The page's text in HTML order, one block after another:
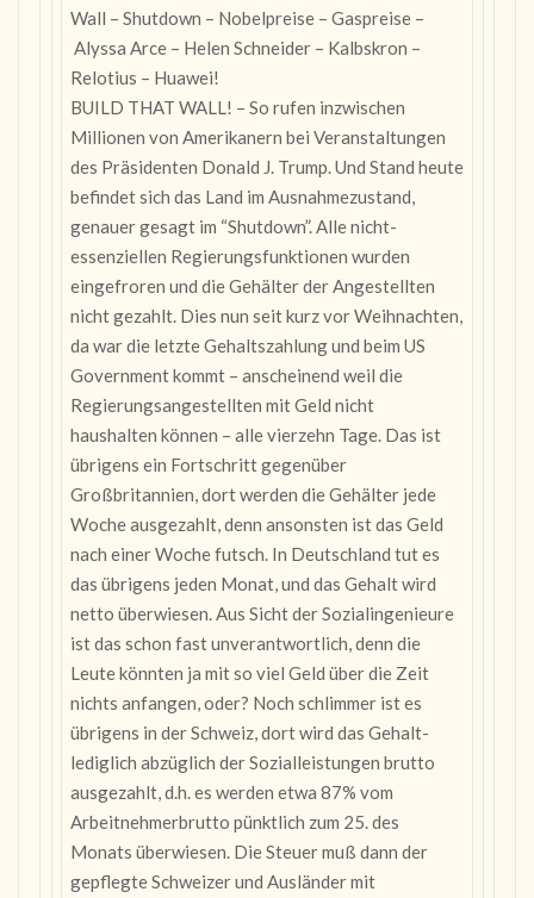
Wall – Shutdown – Nobelpreise – Gaspreise –
Alyssa Arce – Helen Schneider – Kalbskron –
Relotius – Huawei!
BUILD THAT WALL! – So rufen inzwischen
Millionen von Amerikanern bei Veranstaltungen
des Präsidenten Donald J. Trump. Und Stand heute
befindet sich das Land im Ausnahmezustand,
genauer gesagt im “Shutdown”. Alle nicht-
essenziellen Regierungsfunktionen wurden
eingefroren und die Gehälter der Angestellten
nicht gezahlt. Dies nun seit kurz vor Weihnachten,
da war die letzte Gehaltszahlung und beim US
Government kommt – anscheinend weil die
Regierungsangestellten mit Geld nicht
haushalten können – alle vierzehn Tage. Das ist
übrigens ein Fortschritt gegenüber
Großbritannien, dort werden die Gehälter jede
Woche ausgezahlt, denn ansonsten ist das Geld
nach einer Woche futsch. In Deutschland tut es
das übrigens jeden Monat, und das Gehalt wird
netto überwiesen. Aus Sicht der Sozialingenieure
ist das schon fast unverantwortlich, denn die
Leute könnten ja mit so viel Geld über die Zeit
nichts anfangen, oder? Noch schlimmer ist es
übrigens in der Schweiz, dort wird das Gehalt-
lediglich abzüglich der Sozialleistungen brutto
ausgezahlt, d.h. es werden etwa 87% vom
Arbeitnehmerbrutto pünktlich zum 25. des
Monats überwiesen. Die Steuer muß dann der
gepflegte Schweizer und Ausländer mit